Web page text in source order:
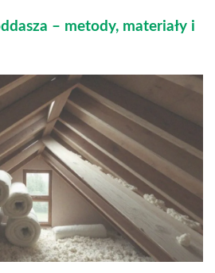
– metody, materiały i